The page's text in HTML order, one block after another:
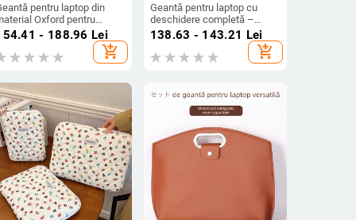
pentru laptop din
Oxford pentru
cu mai multe
și husă
pentru laptop
- 188.96 Lei
add_shopping_cart
Geantă pentru laptop cu
deschidere completă –
material Oxford, respirabil,
stil mapă portabil, unisex,
Junda luggage
138.63 - 143.21 Lei
add_shopping_cart